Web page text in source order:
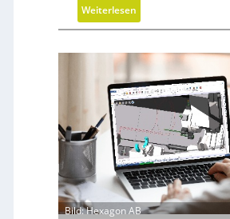
s
c
ä
t
s
f
ü
h
r
u
n
Weiterlesen:
F
r
s
c
h
r
i
t
t
e
Bild: Hexagon AB